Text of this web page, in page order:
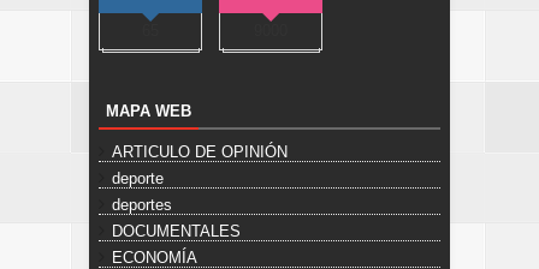
MAPA WEB
ARTICULO DE OPINIÓN
deporte
deportes
DOCUMENTALES
ECONOMÍA